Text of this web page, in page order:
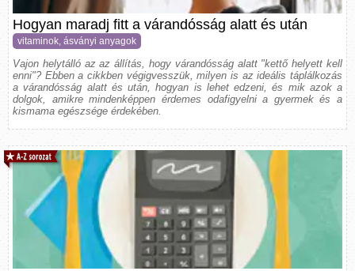
Hogyan maradj fitt a várandósság alatt és után
vitaminok, ásványi anyagok
Vajon helytálló az az állítás, hogy várandósság alatt "kettő helyett kell
enni"? Ebben a cikkben végigvesszük, milyen is az ideális táplálkozás
a várandósság alatt és után, hogyan is lehet edzeni, és mik azok a
dolgok, amikre mindenképpen érdemes odafigyelni a gyermek és a
kismama egészsége érdekében.